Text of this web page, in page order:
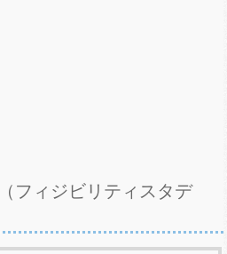
フィジビリティスタデ